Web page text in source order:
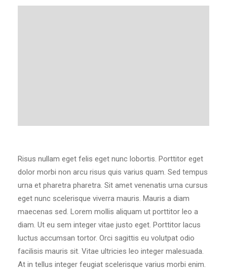
Risus nullam eget felis eget nunc lobortis. Porttitor eget
dolor morbi non arcu risus quis varius quam. Sed tempus
urna et pharetra pharetra. Sit amet venenatis urna cursus
eget nunc scelerisque viverra mauris. Mauris a diam
maecenas sed. Lorem mollis aliquam ut porttitor leo a
diam. Ut eu sem integer vitae justo eget. Porttitor lacus
luctus accumsan tortor. Orci sagittis eu volutpat odio
facilisis mauris sit. Vitae ultricies leo integer malesuada.
At in tellus integer feugiat scelerisque varius morbi enim.